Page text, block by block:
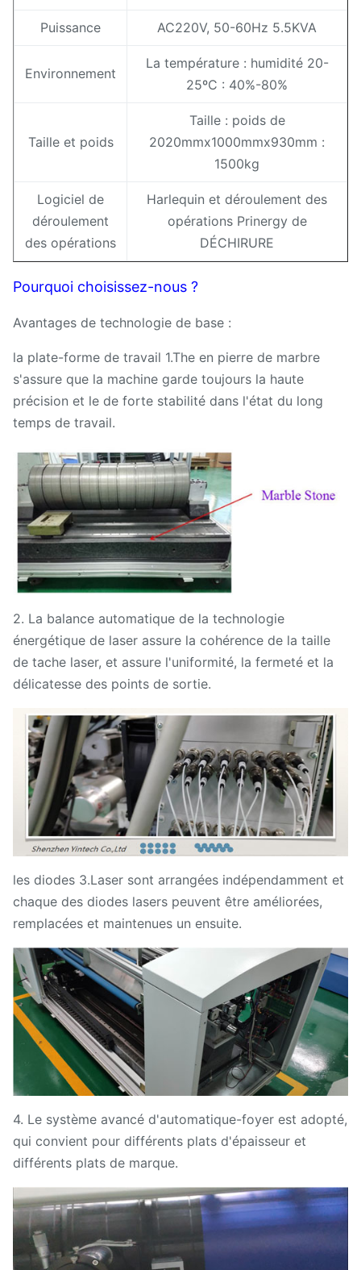
Puissance AC220V, 50-60Hz 5.5KVA
Environnement
La température : humidité 20-
25ºC : 40%-80%
Taille et poids
Taille : poids de
2020mmx1000mmx930mm :
1500kg
Logiciel de
déroulement
des opérations
Harlequin et déroulement des
opérations Prinergy de
DÉCHIRURE
Pourquoi choisissez-nous ?
Avantages de technologie de base :
la plate-forme de travail 1.The en pierre de marbre
s'assure que la machine garde toujours la haute
précision et le de forte stabilité dans l'état du long
temps de travail.
2. La balance automatique de la technologie
énergétique de laser assure la cohérence de la taille
de tache laser, et assure l'uniformité, la fermeté et la
délicatesse des points de sortie.
les diodes 3.Laser sont arrangées indépendamment et
chaque des diodes lasers peuvent être améliorées,
remplacées et maintenues un ensuite.
4. Le système avancé d'automatique-foyer est adopté,
qui convient pour différents plats d'épaisseur et
différents plats de marque.